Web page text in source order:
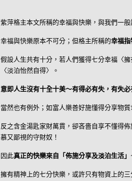
紫萍格主本文所稱的幸福與快樂，與我們一
幸福與快樂原本不可分；但格主所稱的幸福指
假設人生共有十分，若人們獲得七分幸福〈
〈淡泊怡然自得〉。
意即人生沒有十全十美～有得必有失，有失必
當然也有例外；如富人樂善好施懂得分享物
反之含金湯匙家財萬貫，卻吝嗇自享不懂得
慕又鄙視的守財奴！
因此真正的快樂來自「佈施分享及淡泊生活」
擁有精神上的七分快樂，或許只有物資上的